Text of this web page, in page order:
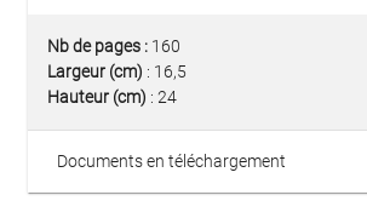
Nb de pages : 160
Largeur (cm) : 16,5
Hauteur (cm) : 24
Documents en téléchargement